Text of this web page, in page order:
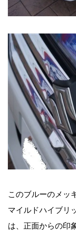
このブルーのメッ
マイルドハイブリ
は、正面からの印